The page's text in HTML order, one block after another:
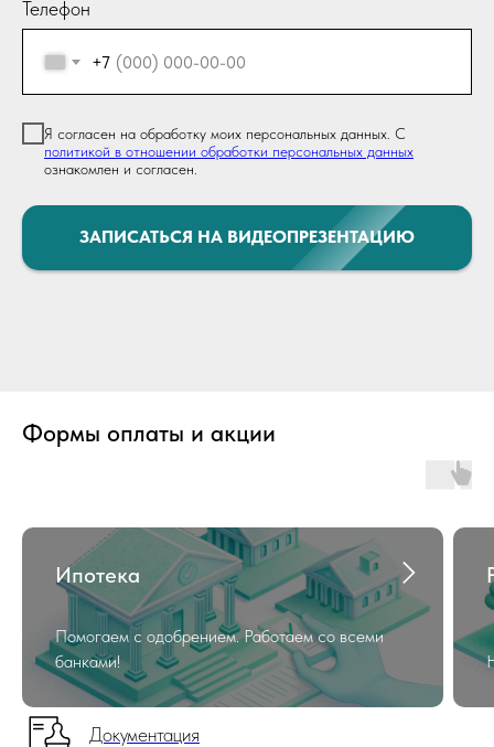
Телефон
+7
Я согласен на обработку моих персональных данных. С
политикой в отношении обработки персональных данных
ознакомлен и согласен.
ЗАПИСАТЬСЯ НА ВИДЕОПРЕЗЕНТАЦИЮ
Формы оплаты и акции
Ипотека
Помогаем с одобрением. Работаем со всеми
банками!
Документация